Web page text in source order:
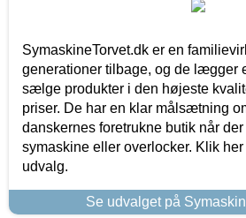
SymaskineTorvet.dk er en
generationer tilbage, og de lægger
sælge produkter i den højeste
priser. De har en klar målsætning
danskernes foretrukne butik når
symaskine eller overlocker. Klik
udvalg.
Se udvalget på